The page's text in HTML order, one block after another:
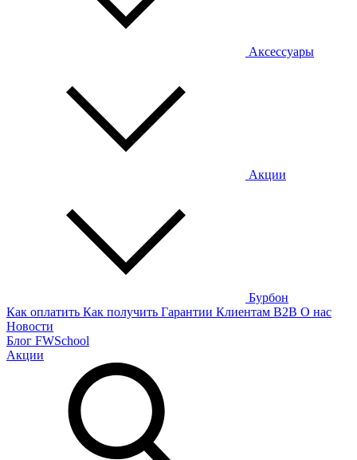
Аксессуары
Акции
Бурбон
Как оплатить Как получить Гарантии Клиентам B2B О нас
Новости
Блог FWSchool
Акции